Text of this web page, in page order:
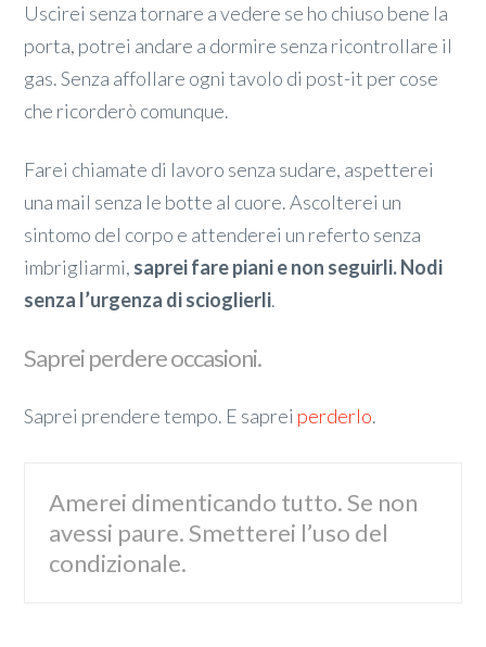
Uscirei senza tornare a vedere se ho chiuso bene la
porta, potrei andare a dormire senza ricontrollare il
gas. Senza affollare ogni tavolo di post-it per cose
che ricorderò comunque.
Farei chiamate di lavoro senza sudare, aspetterei
una mail senza le botte al cuore. Ascolterei un
sintomo del corpo e attenderei un referto senza
imbrigliarmi, saprei fare piani e non seguirli. Nodi
senza l’urgenza di scioglierli.
Saprei perdere occasioni.
Saprei prendere tempo. E saprei perderlo.
Amerei dimenticando tutto. Se non
avessi paure. Smetterei l’uso del
condizionale.